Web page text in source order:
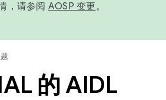
，请参阅 AOSP 变更。
的 AIDL